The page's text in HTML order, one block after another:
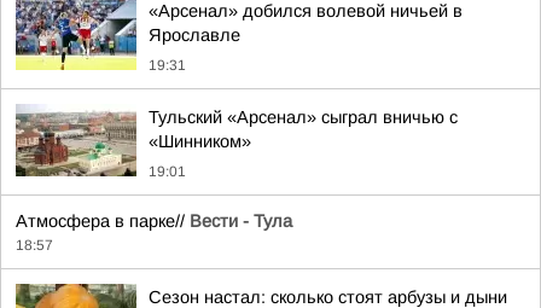
«Арсенал» добился волевой ничьей в
Ярославле
19:31
Тульский «Арсенал» сыграл вничью с
«Шинником»
19:01
Атмосфера в парке// Вести - Тула
18:57
Сезон настал: сколько стоят арбузы и дыни